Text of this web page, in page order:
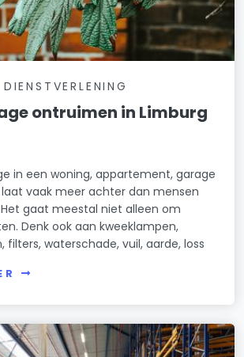
ontruimen in Limburg
in een woning, appartement, garage
vaak meer achter dan mensen
gaat meestal niet alleen om
Denk ook aan kweeklampen,
filters, waterschade, vuil, aarde, loss